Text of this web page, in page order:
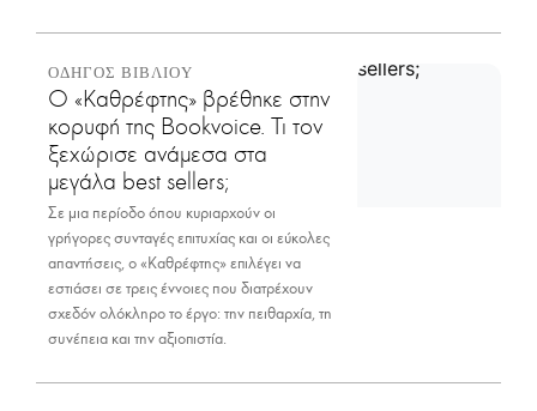
ΟΔΗΓΟΣ ΒΙΒΛΙΟΥ
Ο «Καθρέφτης» βρέθηκε στην
κορυφή της Bookvoice. Τι τον
ξεχώρισε ανάμεσα στα
μεγάλα best sellers;
Σε μια περίοδο όπου κυριαρχούν οι
γρήγορες συνταγές επιτυχίας και οι εύκολες
απαντήσεις, ο «Καθρέφτης» επιλέγει να
εστιάσει σε τρεις έννοιες που διατρέχουν
σχεδόν ολόκληρο το έργο: την πειθαρχία, τη
συνέπεια και την αξιοπιστία.